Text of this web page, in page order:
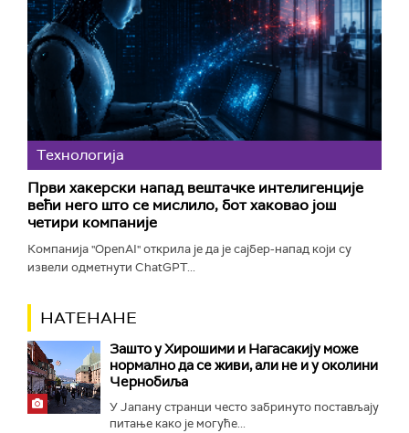
Технологијa
Први хакерски напад вештачке интелигенције
већи него што се мислило, бот хаковао још
четири компаније
Компанија "OpenAI" открила је да је сајбер-напад који су
извели одметнути ChatGPT...
НАТЕНАНЕ
Зашто у Хирошими и Нагасакију може
нормално да се живи, али не и у околини
Чернобиља
У Јапану странци често забринуто постављају
питање како је могуће...